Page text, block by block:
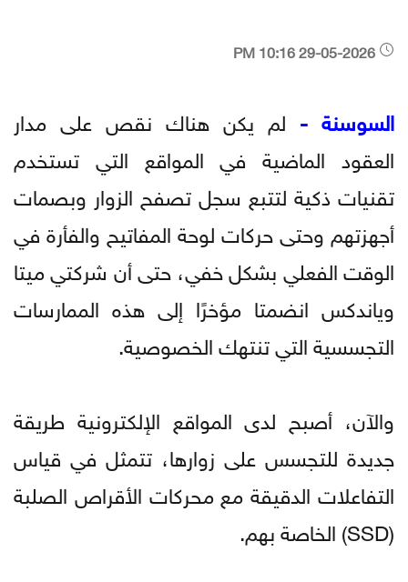
السوسنة - لم يكن هناك نقص على مدار
العقود الماضية في المواقع التي تستخدم
تقنيات ذكية لتتبع سجل تصفح الزوار وبصمات
أجهزتهم وحتى حركات لوحة المفاتيح والفأرة في
الوقت الفعلي بشكل خفي، حتى أن شركتي ميتا
وياندكس انضمتا مؤخرًا إلى هذه الممارسات
التجسسية التي تنتهك الخصوصية.
والآن، أصبح لدى المواقع الإلكترونية طريقة
جديدة للتجسس على زوارها، تتمثل في قياس
التفاعلات الدقيقة مع محركات الأقراص الصلبة
(SSD) الخاصة بهم.